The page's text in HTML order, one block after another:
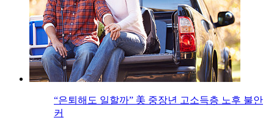
“은퇴해도 일할까” 美 중장년 고소득층 노후 불안
커